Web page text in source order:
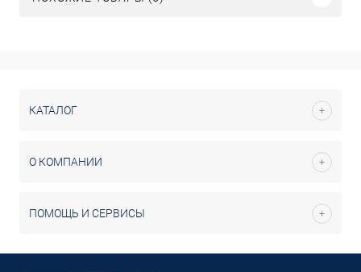
КАТАЛОГ
О КОМПАНИИ
ПОМОЩЬ И СЕРВИСЫ